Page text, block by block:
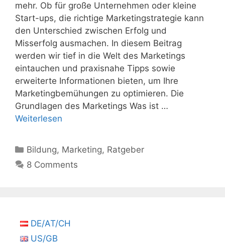
mehr. Ob für große Unternehmen oder kleine
Start-ups, die richtige Marketingstrategie kann
den Unterschied zwischen Erfolg und
Misserfolg ausmachen. In diesem Beitrag
werden wir tief in die Welt des Marketings
eintauchen und praxisnahe Tipps sowie
erweiterte Informationen bieten, um Ihre
Marketingbemühungen zu optimieren. Die
Grundlagen des Marketings Was ist …
Weiterlesen
Kategorien
Bildung, Marketing, Ratgeber
8 Comments
DE/AT/CH
US/GB